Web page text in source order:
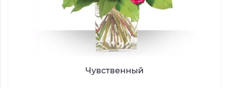
Чувственный